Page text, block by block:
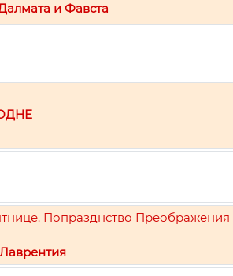
и Фавста
Попразднство Преображения